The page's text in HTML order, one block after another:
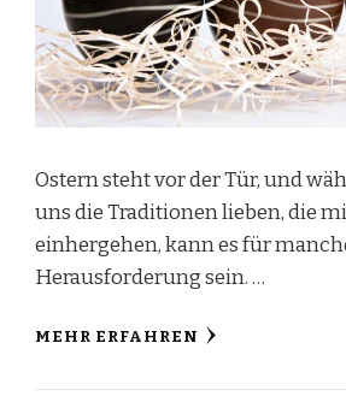
Ostern steht vor der Tür, und
uns die Traditionen lieben, die
einhergehen, kann es für
Herausforderung sein. …
MEHR ERFAHREN